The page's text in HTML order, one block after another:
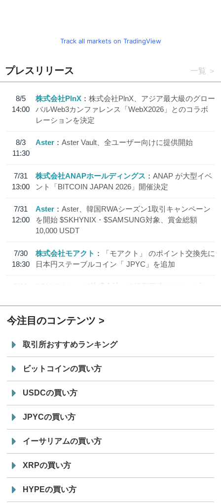
Track all markets on TradingView
プレスリリース 一覧
8/5
14:00
株式会社PlnX
株式会社PlnX、アジア最大級のグロー
バルWeb3カンファレンス「WebX2026」とのコラボ
レーションを決定
8/3
11:30
Aster Aster Vault、全ユーザー向けに提供開始
7/31
13:00
株式会社ANAPホールディングス
ANAP が大型イベ
ント「BITCOIN JAPAN 2026」開催決定
7/31
12:00
Aster
Aster、韓国RWAシーズン1取引キャンペーン
を開始 $SKHYNIX・$SAMSUNG対象、賞金総額
10,000 USDT
7/30
18:30
株式会社モアクト
「モアクト」 のポイント交換先に
日本円ステーブルコイン「 JPYC」を追加
7/29
SBI VCトレード株式会社
信託型円建てステーブル
今注目のコンテンツ
取引所おすすめランキング
ビットコインの買い方
USDCの買い方
JPYCの買い方
イーサリアムの買い方
XRPの買い方
HYPEの買い方